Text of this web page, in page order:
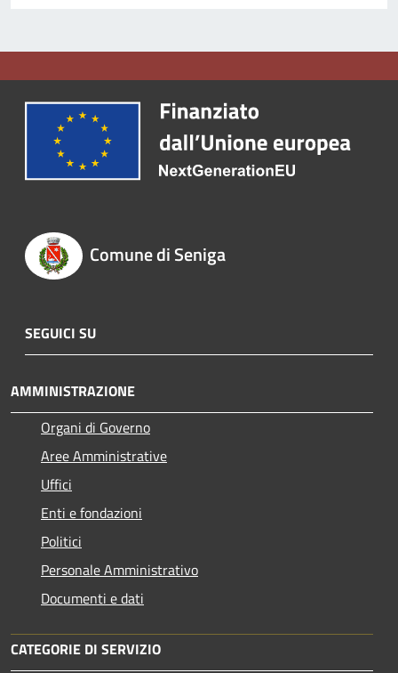
Comune di Seniga
SEGUICI SU
AMMINISTRAZIONE
Organi di Governo
Aree Amministrative
Uffici
Enti e fondazioni
Politici
Personale Amministrativo
Documenti e dati
CATEGORIE DI SERVIZIO